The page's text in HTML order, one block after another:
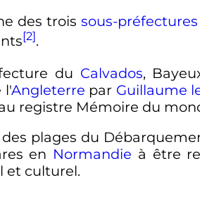
des troissous-préfectures
[2].
du Calvados,
l'Angleterre par Guillaume
registre Mémoire du
plages du
en Normandie à être
et culturel.